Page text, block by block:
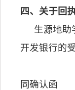
四、关于回
生源地助
开发银行的
同确认函